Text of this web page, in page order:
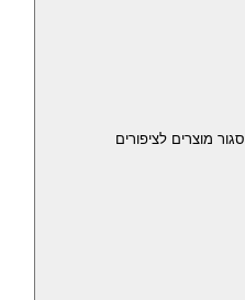
סגור מוצרים לציפורים